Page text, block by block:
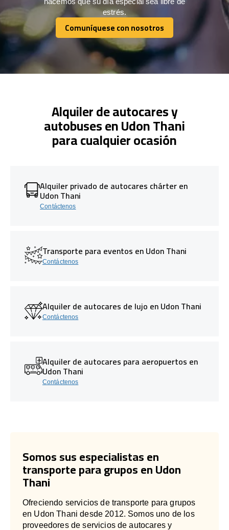
estrés.
Comuníquese con nosotros
Comuníquese con nosotros
Alquiler de autocares y
autobuses en Udon Thani
para cualquier ocasión
Alquiler privado de autocares chárter en
Udon Thani
Contáctenos
Transporte para eventos en Udon Thani
Contáctenos
Alquiler de autocares de lujo en Udon Thani
Contáctenos
Alquiler de autocares para aeropuertos en
Udon Thani
Contáctenos
Somos sus especialistas en
transporte para grupos en Udon
Thani
Ofreciendo servicios de transporte para grupos
en Udon Thani desde 2012. Somos uno de los
proveedores de servicios de autocares y